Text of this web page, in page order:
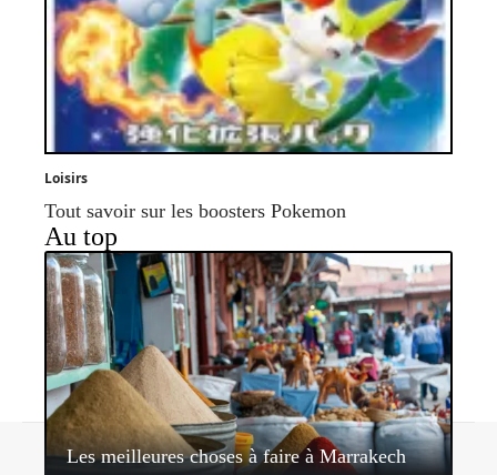
Loisirs
Tout savoir sur les boosters Pokemon
Au top
Les meilleures choses à faire à Marrakech
Contact Mentions légales Sitemap